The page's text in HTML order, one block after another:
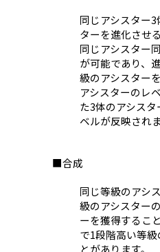
同じアシスター
ターを進化させ
同じアシスター
が可能であり、
級のアシスター
アシスターのレ
た3体のアシス
ベルが反映されま
■合成
同じ等級のアシ
級のアシスター
ーを獲得するこ
で1段階高い等